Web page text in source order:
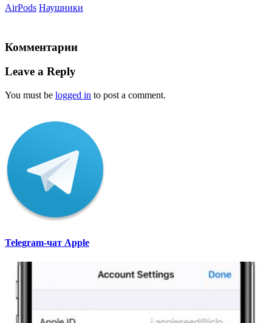
AirPods Наушники
Комментарии
Leave a Reply
You must be logged in to post a comment.
Telegram-чат Apple